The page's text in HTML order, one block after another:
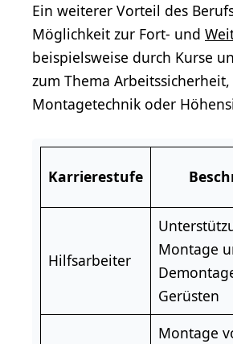
Ein weiterer Vorteil des
Möglichkeit zur Fort- und
beispielsweise durch Kurse
zum Thema Arbeitssicherheit,
Montagetechnik oder
Karrierestufe
Hilfsarbeiter
Montage
Gerüsten
Montage